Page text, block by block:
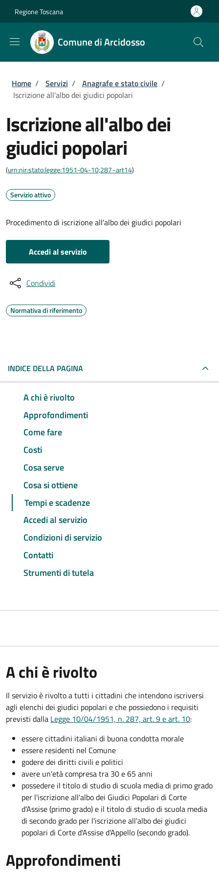
Regione Toscana
Comune di Arcidosso
Briciole di pane
Home / Servizi / Anagrafe e stato civile /
Iscrizione all'albo dei giudici popolari
Iscrizione all'albo dei
giudici popolari
(urn:nir:stato:legge:1951-04-10;287~art14)
Servizio attivo
Procedimento di iscrizione all'albo dei giudici popolari
Accedi al servizio
Condividi
Normativa di riferimento
INDICE DELLA PAGINA
A chi è rivolto
Approfondimenti
Come fare
Costi
Cosa serve
Cosa si ottiene
Tempi e scadenze
Accedi al servizio
Condizioni di servizio
Contatti
Strumenti di tutela
A chi è rivolto
Il servizio è rivolto a tutti i cittadini che intendono iscriversi
agli elenchi dei giudici popolari e che possiedono i requisiti
previsti dalla Legge 10/04/1951, n. 287, art. 9 e art. 10:
essere cittadini italiani di buona condotta morale
essere residenti nel Comune
godere dei diritti civili e politici
avere un'età compresa tra 30 e 65 anni
possedere il titolo di studio di scuola media di primo grado
per l'iscrizione all'albo dei Giudici Popolari di Corte
d'Assise (primo grado) e il titolo di studio di scuola media
di secondo grado per l'iscrizione all'albo dei giudici
popolari di Corte d'Assise d’Appello (secondo grado).
Approfondimenti